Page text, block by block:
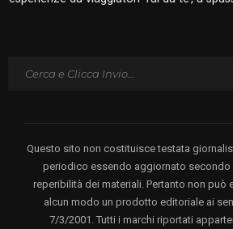
Questo sito non costituisce testata
periodico essendo aggiornato secondo
reperibilità dei materiali. Pertanto non può
alcun modo un prodotto editoriale ai
7/3/2001. Tutti i marchi riportati